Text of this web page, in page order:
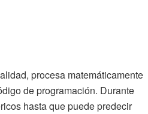
procesa matemáticamente
de programación. Durante
hasta que puede predecir